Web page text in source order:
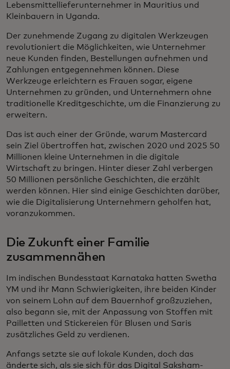
Lebensmittellieferunternehmer in Mauritius und
Kleinbauern in Uganda.
Der zunehmende Zugang zu digitalen Werkzeugen
revolutioniert die Möglichkeiten, wie Unternehmer
neue Kunden finden, Bestellungen aufnehmen und
Zahlungen entgegennehmen können. Diese
Werkzeuge erleichtern es Frauen sogar, eigene
Unternehmen zu gründen, und Unternehmern ohne
traditionelle Kreditgeschichte, um die Finanzierung zu
erweitern.
Das ist auch einer der Gründe, warum Mastercard
sein Ziel übertroffen hat, zwischen 2020 und 2025 50
Millionen kleine Unternehmen in die digitale
Wirtschaft zu bringen. Hinter dieser Zahl verbergen
50 Millionen persönliche Geschichten, die erzählt
werden können. Hier sind einige Geschichten darüber,
wie die Digitalisierung Unternehmern geholfen hat,
voranzukommen.
Die Zukunft einer Familie
zusammennähen
Im indischen Bundesstaat Karnataka hatten Swetha
YM und ihr Mann Schwierigkeiten, ihre beiden Kinder
von seinem Lohn auf dem Bauernhof großzuziehen,
also begann sie, mit der Anpassung von Stoffen mit
Pailletten und Stickereien für Blusen und Saris
zusätzliches Geld zu verdienen.
Anfangs setzte sie auf lokale Kunden, doch das
änderte sich, als sie sich für das Digital Saksham-